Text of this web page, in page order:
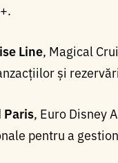
Line, Magical
și
Paris, Euro Disney
pentru a